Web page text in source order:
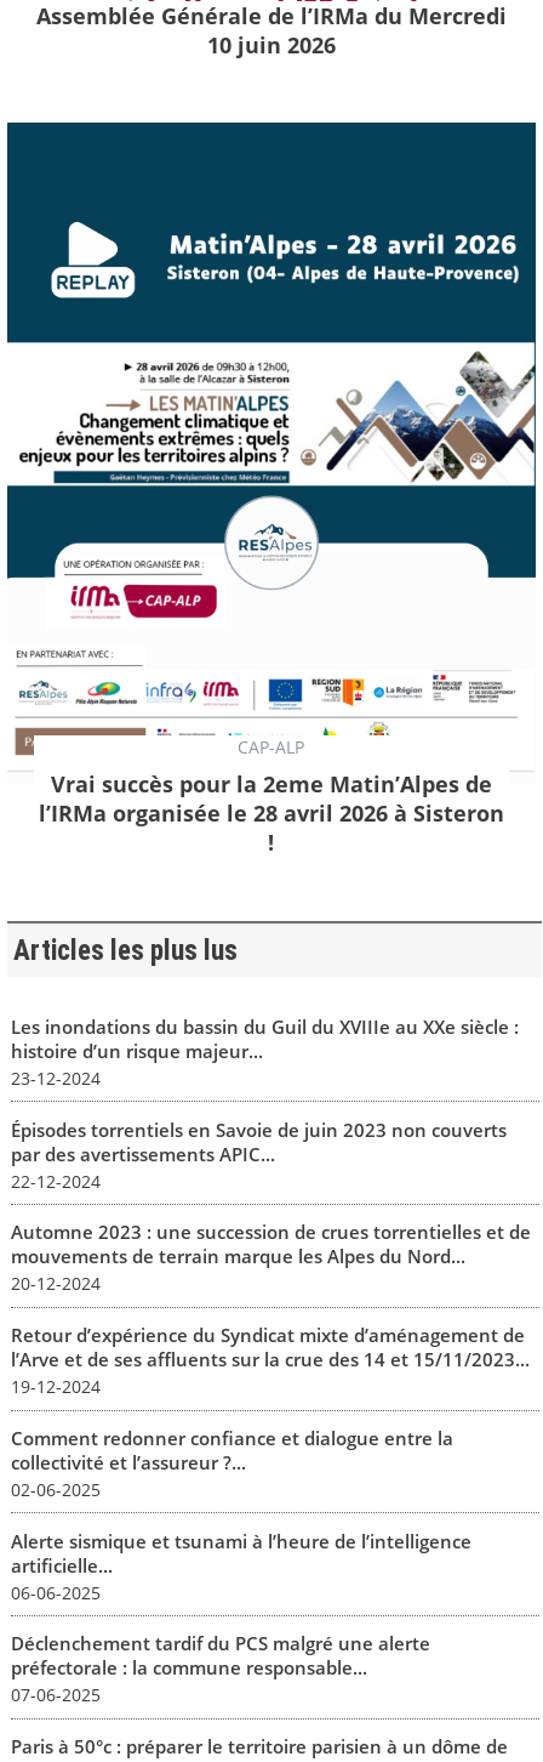
Assemblée Générale de l’IRMa du Mercredi
10 juin 2026
CAP-ALP
Vrai succès pour la 2eme Matin’Alpes de
l’IRMa organisée le 28 avril 2026 à Sisteron
!
Articles les plus lus
Les inondations du bassin du Guil du XVIIIe au XXe siècle :
histoire d’un risque majeur...
23-12-2024
Épisodes torrentiels en Savoie de juin 2023 non couverts
par des avertissements APIC...
22-12-2024
Automne 2023 : une succession de crues torrentielles et de
mouvements de terrain marque les Alpes du Nord...
20-12-2024
Retour d’expérience du Syndicat mixte d’aménagement de
l’Arve et de ses affluents sur la crue des 14 et 15/11/2023...
19-12-2024
Comment redonner confiance et dialogue entre la
collectivité et l’assureur ?...
02-06-2025
Alerte sismique et tsunami à l’heure de l’intelligence
artificielle...
06-06-2025
Déclenchement tardif du PCS malgré une alerte
préfectorale : la commune responsable...
07-06-2025
Paris à 50°c : préparer le territoire parisien à un dôme de